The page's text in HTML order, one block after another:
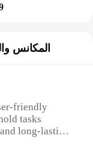
المكانس
friendly
tasks
long-lasting